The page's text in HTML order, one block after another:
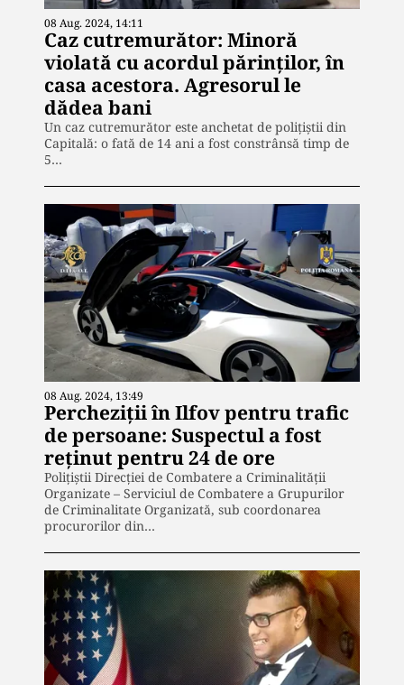
08 Aug. 2024, 14:11
Caz cutremurător: Minoră
violată cu acordul părinților, în
casa acestora. Agresorul le
dădea bani
Un caz cutremurător este anchetat de polițiștii din
Capitală: o fată de 14 ani a fost constrânsă timp de
5…
08 Aug. 2024, 13:49
Percheziții în Ilfov pentru trafic
de persoane: Suspectul a fost
reținut pentru 24 de ore
Polițiștii Direcției de Combatere a Criminalității
Organizate – Serviciul de Combatere a Grupurilor
de Criminalitate Organizată, sub coordonarea
procurorilor din…